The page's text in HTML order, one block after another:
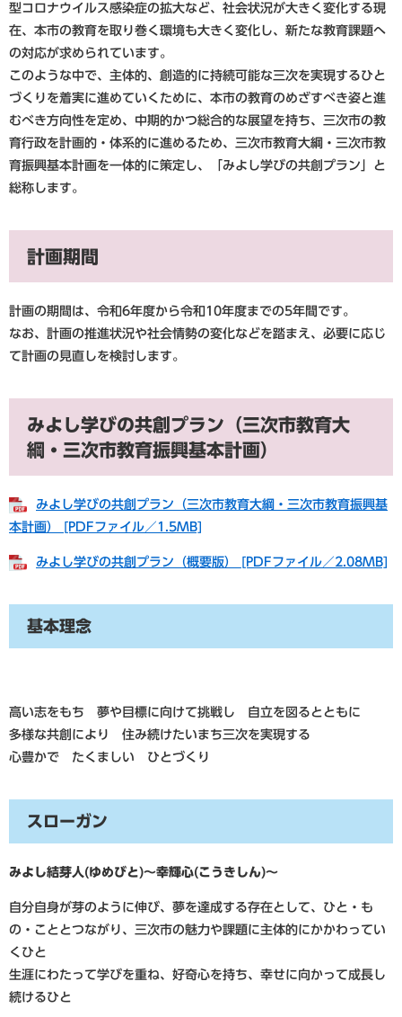
型コロナウイルス感染症の拡大など、社会状況が大きく変化する現
在、本市の教育を取り巻く環境も大きく変化し、新たな教育課題へ
の対応が求められています。
このような中で、主体的、創造的に持続可能な三次を実現するひと
づくりを着実に進めていくために、本市の教育のめざすべき姿と進
むべき方向性を定め、中期的かつ総合的な展望を持ち、三次市の教
育行政を計画的・体系的に進めるため、三次市教育大綱・三次市教
育振興基本計画を一体的に策定し、「みよし学びの共創プラン」と
総称します。
計画期間
計画の期間は、令和6年度から令和10年度までの5年間です。
なお、計画の推進状況や社会情勢の変化などを踏まえ、必要に応じ
て計画の見直しを検討します。
みよし学びの共創プラン（三次市教育大
綱・三次市教育振興基本計画）
みよし学びの共創プラン（三次市教育大綱・三次市教育振興基
本計画） [PDFファイル／1.5MB]
みよし学びの共創プラン（概要版） [PDFファイル／2.08MB]
基本理念
高い志をもち 夢や目標に向けて挑戦し 自立を図るとともに
多様な共創により 住み続けたいまち三次を実現する
心豊かで たくましい ひとづくり
スローガン
みよし結芽人(ゆめびと)～幸輝心(こうきしん)～
自分自身が芽のように伸び、夢を達成する存在として、ひと・も
の・こととつながり、三次市の魅力や課題に主体的にかかわってい
くひと
生涯にわたって学びを重ね、好奇心を持ち、幸せに向かって成長し
続けるひと